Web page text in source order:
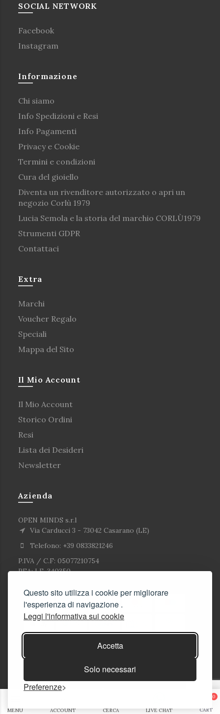
Questo sito utilizza i cookie per migliorare
l'esperienza di navigazione .
Leggi l'informativa sui cookie
Accetta
Solo necessari
Preferenze
MENU ACCOUNT CERCA LIVE CHAT
0
CART
SOCIAL NETWORK
Facebook
Instagram
Informazione
Chi siamo
Info Spedizioni e Resi
Info Pagamenti
Privacy e Cookie
Termini e condizioni
Cura del gioiello
Diventa un rivenditore autorizzato o apri un
negozio Corlù 1979
Lucia Semola e la storia del marchio CORLÙ1979
Strumenti GDPR
Contattaci
Extra
Marchi
Voucher Regalo
Speciali
Mappa del Sito
Il Mio Account
Il Mio Account
Storico Ordini
Resi
Lista dei Desideri
Newsletter
Azienda
OPEN MINDS s.r.l
Via Carducci 3 - 73042 Casarano (LE)
Telefono: +39 0833821246
P.IVA / C.F: 05077210754
REA: LE-340350
© Copyright Corlù1979- Tutti i diritti riservati. 2026